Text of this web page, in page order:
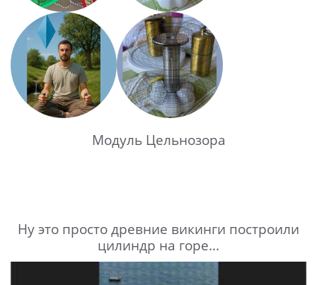
Модуль Цельнозора
Ну это просто древние викинги построили
цилиндр на горе...